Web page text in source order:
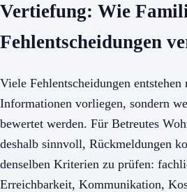
Vertiefung: Wie
Fehlentscheidungen
Viele Fehlentscheidungen
Informationen vorliegen, sondern
bewertet werden. Für Betreutes
deshalb sinnvoll, Rückmeldungen
denselben Kriterien zu prüfen:
Erreichbarkeit, Kommunikation,